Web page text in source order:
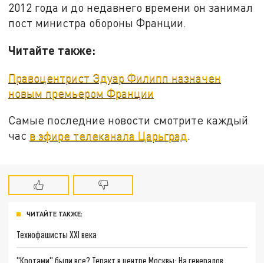
2012 года и до недавнего времени он занимал
пост министра обороны Франции.
Читайте также:
Правоцентрист Эдуар Филипп назначен
новым премьером Франции
Самые последние новости смотрите каждый
час в эфире телеканала Царьград
ЧИТАЙТЕ ТАКЖЕ:
Технофашисты XXI века
"Кротами" были все? Теракт в центре Москвы: На генералов